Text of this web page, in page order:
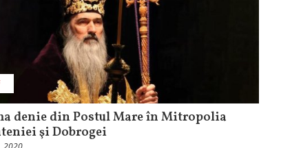
denie din Postul Mare în Mitropolia
şi Dobrogei